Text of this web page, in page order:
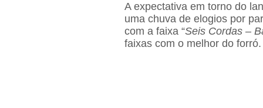
A expectativa em torno do
uma chuva de elogios por
com a faixa “Seis Cordas –
faixas com o melhor do